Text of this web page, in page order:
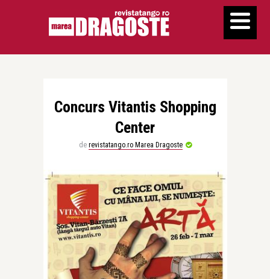
Concurs Vitantis Shopping
Center
de revistatango.ro Marea Dragoste